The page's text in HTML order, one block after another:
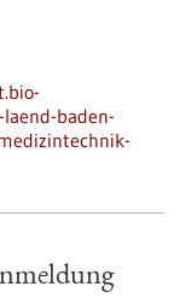
baden-